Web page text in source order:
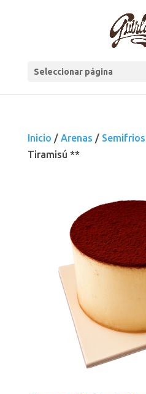
Seleccionar página
Inicio / Arenas /
Tiramisú **